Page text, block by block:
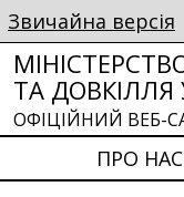
Звичайна версія
ТА ДОВКІЛЛЯ
ОФІЦІЙНИЙ ВЕБ-
ПРО НАС